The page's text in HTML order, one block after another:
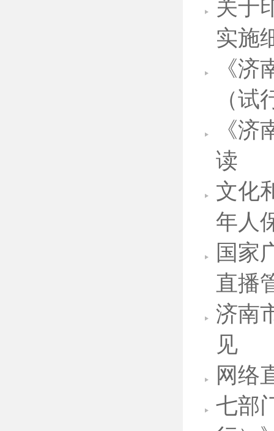
关于
实施
《
（试
《
读
文化
年人
国家
直播
济南
见
网络
七部